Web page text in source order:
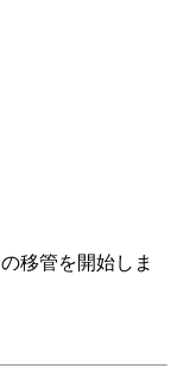
移管を開始しま